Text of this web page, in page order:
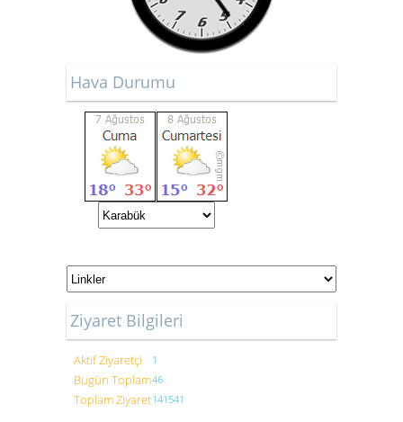
Hava Durumu
Ziyaret Bilgileri
Aktif Ziyaretçi 1
Bugün Toplam46
Toplam Ziyaret141541